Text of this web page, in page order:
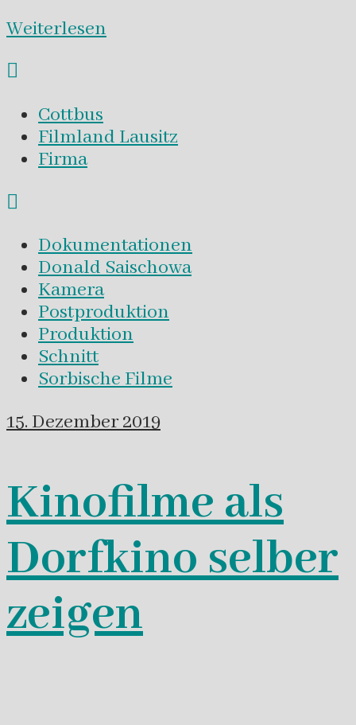
Weiterlesen
Cottbus
Filmland Lausitz
Firma
Dokumentationen
Donald Saischowa
Kamera
Postproduktion
Produktion
Schnitt
Sorbische Filme
15. Dezember 2019
Kinofilme als
Dorfkino selber
zeigen